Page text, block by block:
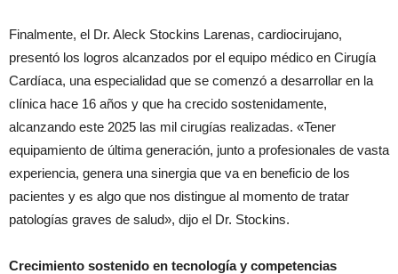
Finalmente, el Dr. Aleck Stockins Larenas, cardiocirujano,
presentó los logros alcanzados por el equipo médico en Cirugía
Cardíaca, una especialidad que se comenzó a desarrollar en la
clínica hace 16 años y que ha crecido sostenidamente,
alcanzando este 2025 las mil cirugías realizadas. «Tener
equipamiento de última generación, junto a profesionales de vasta
experiencia, genera una sinergia que va en beneficio de los
pacientes y es algo que nos distingue al momento de tratar
patologías graves de salud», dijo el Dr. Stockins.
Crecimiento sostenido en tecnología y competencias